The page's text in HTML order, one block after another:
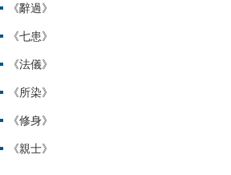
《辭過》
《七患》
《法儀》
《所染》
《修身》
《親士》